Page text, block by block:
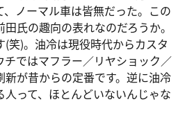
ノーマル車は皆無だった。この
氏の趣向の表れなのだろうか。
(笑)。油冷は現役時代からカスタ
ではマフラー／リヤショック／
が昔からの定番です。逆に油冷
って、ほとんどいないんじゃな